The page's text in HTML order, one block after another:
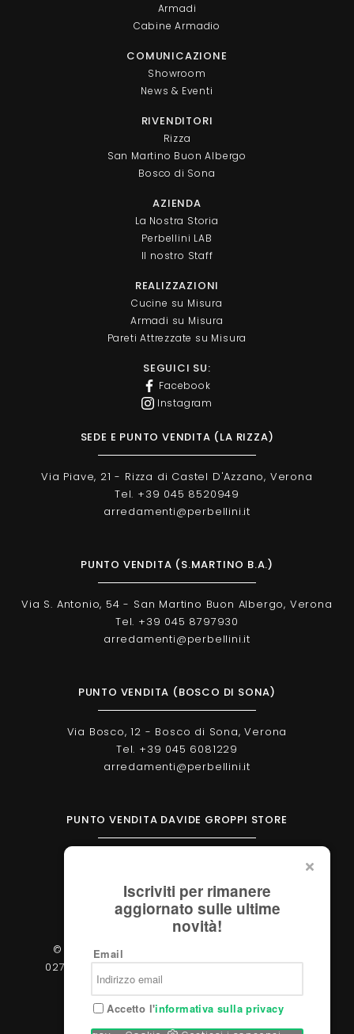
Armadi
Cabine Armadio
COMUNICAZIONE
Showroom
News & Eventi
RIVENDITORI
Rizza
San Martino Buon Albergo
Bosco di Sona
AZIENDA
La Nostra Storia
Perbellini LAB
Il nostro Staff
REALIZZAZIONI
Cucine su Misura
Armadi su Misura
Pareti Attrezzate su Misura
SEGUICI SU:
Facebook
Instagram
SEDE E PUNTO VENDITA (LA RIZZA)
Via Piave, 21 - Rizza di Castel D'Azzano, Verona
Tel. +39 045 8520949
arredamenti@perbellini.it
PUNTO VENDITA (S.MARTINO B.A.)
Via S. Antonio, 54 - San Martino Buon Albergo, Verona
Tel. +39 045 8797930
arredamenti@perbellini.it
PUNTO VENDITA (BOSCO DI SONA)
Via Bosco, 12 - Bosco di Sona, Verona
Tel. +39 045 6081229
arredamenti@perbellini.it
PUNTO VENDITA DAVIDE GROPPI STORE
verona@davidegroppi.store
© 2026 - Perbellini Arredamenti S.r.l. - P.IVA
02783400233 - Via Verdi, 31/A - 37060, Castel
d'Azzano (Verona)
Iscriviti per rimanere
aggiornato sulle ultime
novità!
Email
Accetto l'informativa sulla privacy